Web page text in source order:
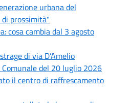
urbana del
prossimità"
cosa cambia dal 3 agosto
di via D’Amelio
Comunale del 20 luglio 2026
il centro di raffrescamento